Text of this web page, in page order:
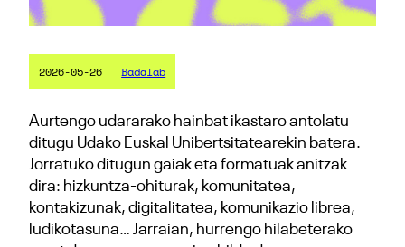
2026-05-26 Badalab
Aurtengo udararako hainbat ikastaro antolatu
ditugu Udako Euskal Unibertsitatearekin batera.
Jorratuko ditugun gaiak eta formatuak anitzak
dira: hizkuntza-ohiturak, komunitatea,
kontakizunak, digitalitatea, komunikazio librea,
ludikotasuna… Jarraian, hurrengo hilabeterako